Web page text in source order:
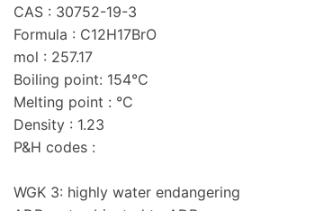
CAS : 30752-19-3
Formula : C12H17BrO
mol : 257.17
Boiling point: 154°C
Melting point : °C
Density : 1.23
P&H codes :
WGK 3: highly water endangering